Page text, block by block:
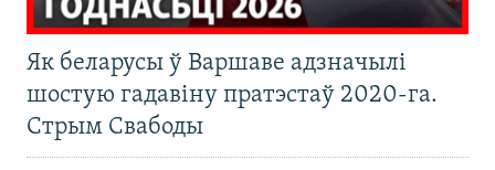
Як беларусы ў Варшаве адзначылі
шостую гадавіну пратэстаў 2020-га.
Стрым Свабоды